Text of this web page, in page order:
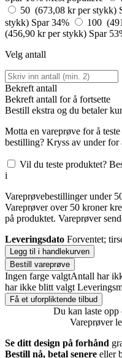
50 (673,08 kr per stykk)
stykk) Spar 34% 100
(456,90 kr per stykk) Spar
Velg antall
Bekreft antall
Bekreft antall for å fortsette
Bestill ekstra og du betaler
Motta en vareprøve for å
bestilling? Kryss av under for
Vil du teste produktet?
i
Vareprøvebestillinger under
Vareprøver over 50 kroner
på produktet. Vareprøver
Leveringsdato Forventet;
Legg til i handlekurven
Bestill vareprøve
Ingen farge valgtAntall har
har ikke blitt valgt
Få et uforpliktende tilbud
Du kan laste
Vareprøver
Se ditt design på forhånd
Bestill nå, betal senere eller